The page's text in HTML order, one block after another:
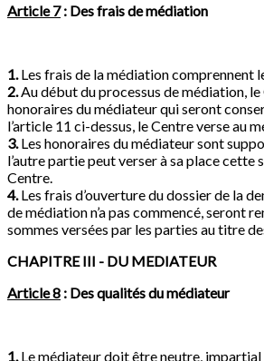
Article 7: Des frais de médiation
1.Les frais de la médiation comprennent
2.Au début du processus de médiation,
honoraires du médiateur qui seront
l’article 11 ci-dessus, le Centre verse au
3.Les honoraires du médiateur sont
l’autre partie peut verser à sa place cette
Centre.
4.Les frais d’ouverture du dossier de la
de médiation n’a pas commencé, seront
sommes versées par les parties au titre
CHAPITRE III - DU MEDIATEUR
Article 8 : Des qualités du médiateur
1.Le médiateur doit être neutre, impartial